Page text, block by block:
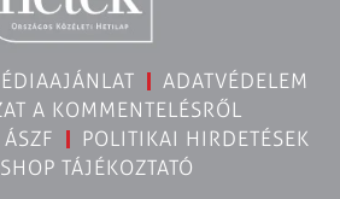
ADATVÉDELEM
A KOMMENTELÉSRŐL
ÁSZF
POLITIKAI HIRDETÉSEK
TÁJÉKOZTATÓ